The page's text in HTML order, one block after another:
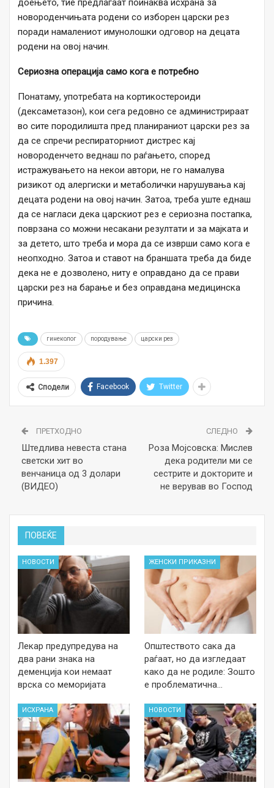
доењето, тие предлагаат поинаква исхрана за
новороденчињата родени со изборен царски рез
поради намалениот имунолошки одговор на децата
родени на овој начин.
Сериозна операција само кога е потребно
Понатаму, употребата на кортикостероиди
(дексаметазон), кои сега редовно се администрираат
во сите породилишта пред планираниот царски рез за
да се спречи респираторниот дистрес кај
новороденчето веднаш по раѓањето, според
истражувањето на некои автори, не го намалува
ризикот од алергиски и метаболички нарушувања кај
децата родени на овој начин. Затоа, треба уште еднаш
да се нагласи дека царскиот рез е сериозна постапка,
поврзана со можни несакани резултати и за мајката и
за детето, што треба и мора да се изврши само кога е
неопходно. Затоа и ставот на браншата треба да биде
дека не е дозволено, ниту е оправдано да се прави
царски рез на барање и без оправдана медицинска
причина.
гинеколог породување царски рез
1.397
Сподели Facebook Twitter
ПРЕТХОДНО
Штедлива невеста стана
светски хит во
венчаница од 3 долари
(ВИДЕО)
СЛЕДНО
Роза Мојсовска: Мислев
дека родители ми се
сестрите и докторите и
не верував во Господ
ПОВЕЌЕ
НОВОСТИ
Лекар предупредува на
два рани знака на
деменција кои немаат
врска со меморијата
ЖЕНСКИ ПРИКАЗНИ
Општеството сака да
раѓаат, но да изгледаат
како да не родиле: Зошто
е проблематична…
ИСХРАНА НОВОСТИ